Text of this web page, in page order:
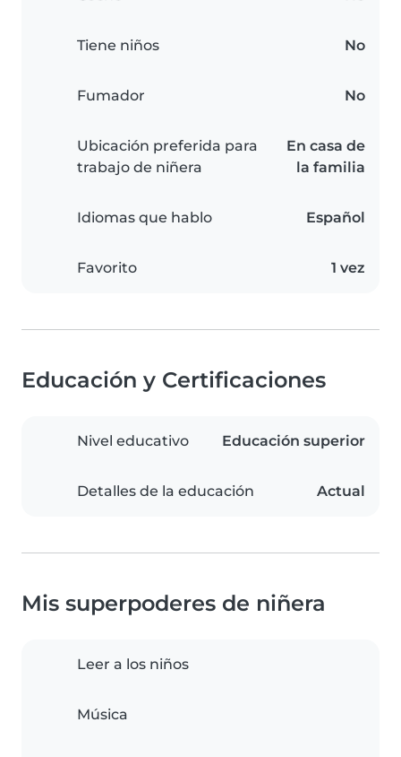
Tiene niños No
Fumador No
Ubicación preferida para
trabajo de niñera
En casa de
la familia
Idiomas que hablo Español
Favorito 1 vez
Educación y Certificaciones
Nivel educativo Educación superior
Detalles de la educación Actual
Mis superpoderes de niñera
Leer a los niños
Música